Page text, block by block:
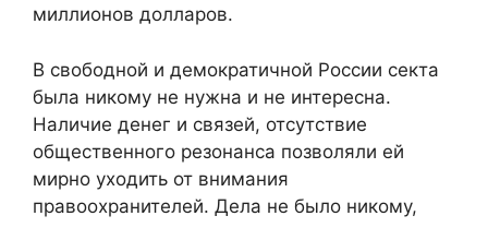
миллионов долларов.
В свободной и демократичной России секта
была никому не нужна и не интересна.
Наличие денег и связей, отсутствие
общественного резонанса позволяли ей
мирно уходить от внимания
правоохранителей. Дела не было никому,